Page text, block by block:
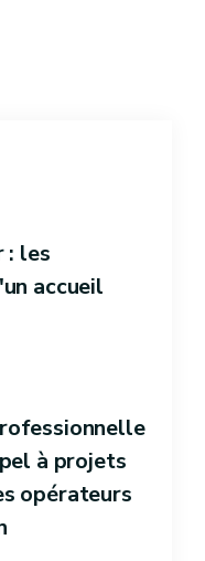
: les
accueil
à projets
opérateurs